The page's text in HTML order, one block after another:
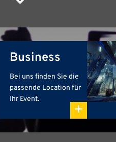
Business
Bei uns finden Sie die
passende Location für
Ihr Event.
+